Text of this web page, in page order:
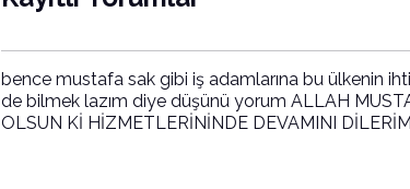
bence mustafa sak gibi iş adamlarına bu ülkenin
de bilmek lazım diye düşünü yorum ALLAH
OLSUN Kİ HİZMETLERİNİNDE DEVAMINI